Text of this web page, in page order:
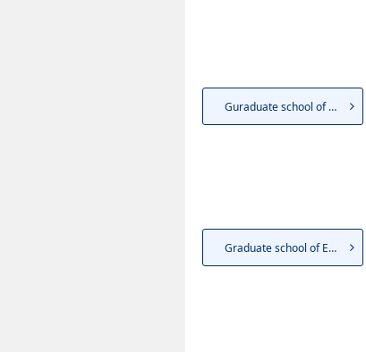
Guraduate school of Law
Graduate school of Engineering